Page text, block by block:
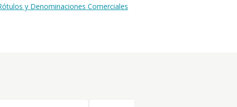
y Denominaciones Comerciales